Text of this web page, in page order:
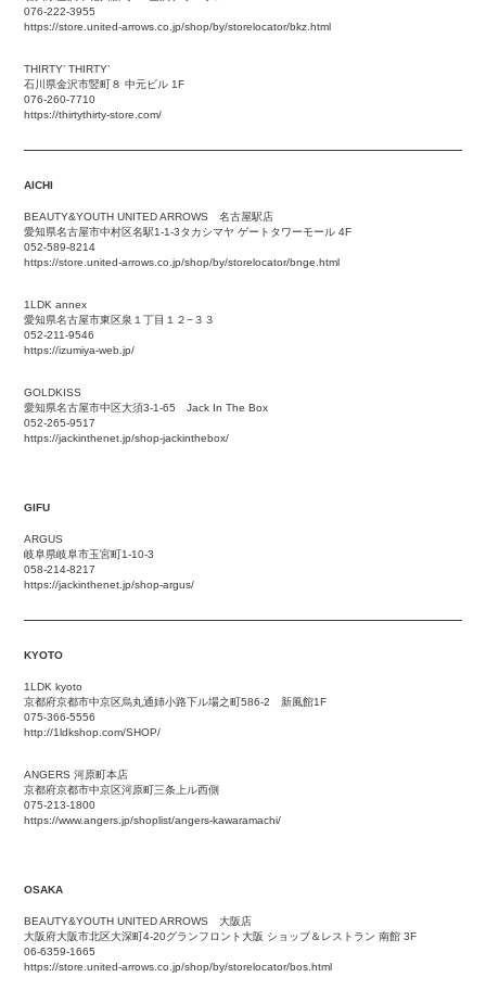
076-222-3955
https://store.united-arrows.co.jp/shop/by/storelocator/bkz.html
THIRTY’ THIRTY’
石川県金沢市竪町８ 中元ビル 1F
076-260-7710
https://thirtythirty-store.com/
AICHI
BEAUTY&YOUTH UNITED ARROWS 名古屋駅店
愛知県名古屋市中村区名駅1-1-3タカシマヤ ゲートタワーモール 4F
052-589-8214
https://store.united-arrows.co.jp/shop/by/storelocator/bnge.html
1LDK annex
愛知県名古屋市東区泉１丁目１２−３３
052-211-9546
https://izumiya-web.jp/
GOLDKISS
愛知県名古屋市中区大須3-1-65 Jack In The Box
052-265-9517
https://jackinthenet.jp/shop-jackinthebox/
GIFU
ARGUS
岐阜県岐阜市玉宮町1-10-3
058-214-8217
https://jackinthenet.jp/shop-argus/
KYOTO
1LDK kyoto
京都府京都市中京区烏丸通姉小路下ル場之町586-2 新風館1F
075-366-5556
http://1ldkshop.com/SHOP/
ANGERS 河原町本店
京都府京都市中京区河原町三条上ル西側
075-213-1800
https://www.angers.jp/shoplist/angers-kawaramachi/
OSAKA
BEAUTY&YOUTH UNITED ARROWS 大阪店
大阪府大阪市北区大深町4-20グランフロント大阪 ショップ＆レストラン 南館 3F
06-6359-1665
https://store.united-arrows.co.jp/shop/by/storelocator/bos.html